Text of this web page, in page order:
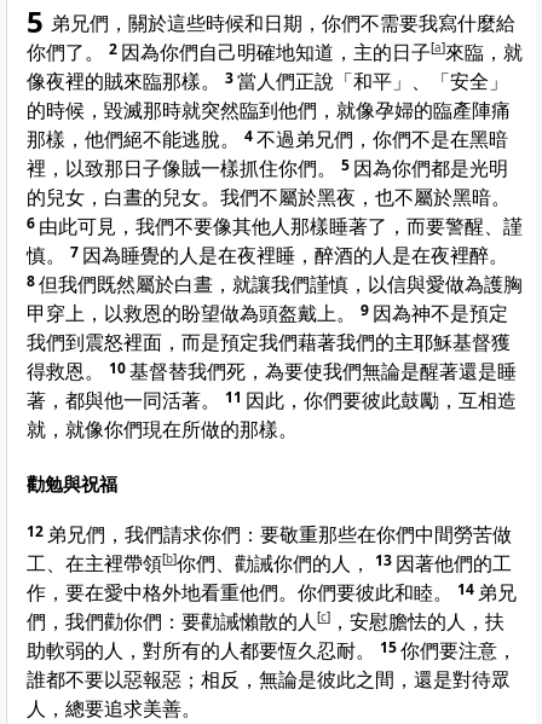
5 弟兄們，關於這些時候和日期，你們不需要我寫什麼給
你們了。
2 因為你們自己明確地知道，主的日子[a]來臨，就
像夜裡的賊來臨那樣。
3當人們正說「和平」、「安全」
的時候，毀滅那時就突然臨到他們，就像孕婦的臨產陣痛
那樣，他們絕不能逃脫。
4不過弟兄們，你們不是在黑暗
裡，以致那日子像賊一樣抓住你們。
5 因為你們都是光明
的兒女，白晝的兒女。我們不屬於黑夜，也不屬於黑暗。
6 由此可見，我們不要像其他人那樣睡著了，而要警醒、謹
慎。
7 因為睡覺的人是在夜裡睡，醉酒的人是在夜裡醉。
8但我們既然屬於白晝，就讓我們謹慎，以信與愛做為護胸
甲穿上，以救恩的盼望做為頭盔戴上。
9 因為神不是預定
我們到震怒裡面，而是預定我們藉著我們的主耶穌基督獲
得救恩。
10基督替我們死，為要使我們無論是醒著還是睡
著，都與他一同活著。
11 因此，你們要彼此鼓勵，互相造
就，就像你們現在所做的那樣。
勸勉與祝福
12 弟兄們，我們請求你們：要敬重那些在你們中間勞苦做
工、在主裡帶領[b]你們、勸誡你們的人， 13 因著他們的工
作，要在愛中格外地看重他們。你們要彼此和睦。
14 弟兄
們，我們勸你們：要勸誡懶散的人[c] ，安慰膽怯的人，扶
助軟弱的人，對所有的人都要恆久忍耐。
15你們要注意，
誰都不要以惡報惡；相反，無論是彼此之間，還是對待眾
人，總要追求美善。